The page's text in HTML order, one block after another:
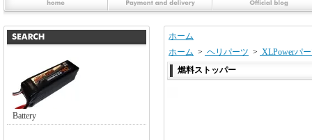
Battery
ホーム
ホーム > ヘリパーツ > XLPowerパ
燃料ストッパー